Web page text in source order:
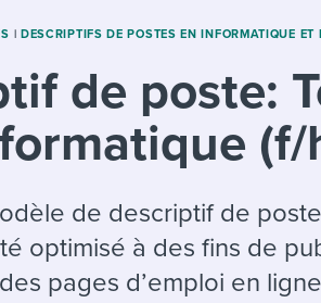
candidates
hiring pipelines
Or
A
templates
checklists
& reports
Get
the
resources
| DESCRIPTIFS DE POSTES EN INFORMATIQUE ET
de poste:
de descriptif de
optimisé à des fins de
pages d’emploi en